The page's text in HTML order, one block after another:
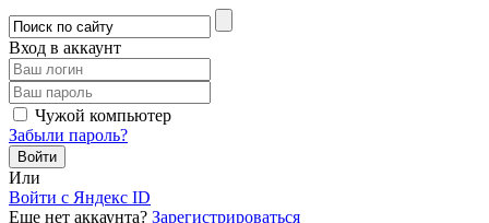
Вход в аккаунт
Чужой компьютер
Забыли пароль?
Или
Войти c Яндекс ID
Еще нет аккаунта? Зарегистрироваться